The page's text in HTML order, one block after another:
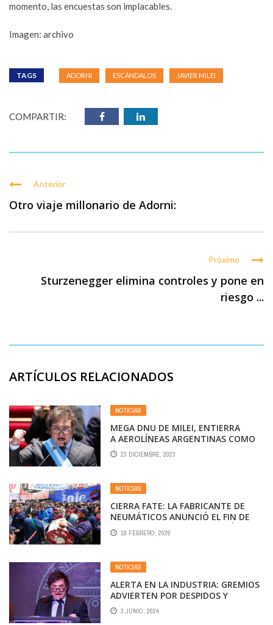
momento, las encuestas son implacables.
Imagen: archivo
TAGS ADORNI ESCÁNDALOS JAVIER MILEI
COMPARTIR:
Anterior
Otro viaje millonario de Adorni:
Próximo
Sturzenegger elimina controles y pone en
riesgo ...
ARTÍCULOS RELACIONADOS
NOTICIAS
MEGA DNU DE MILEI, ENTIERRA
A AEROLÍNEAS ARGENTINAS COMO
EMPRESA DE UTILIDAD PUBLICA Y
DECLAMA POLÍTICA DE CIELOS
23 DICIEMBRE, 2023
NOTICIAS
CIERRA FATE: LA FABRICANTE DE
NEUMÁTICOS ANUNCIÓ EL FIN DE
SUS OPERACIONES Y DESPIDIÓ A 920
TRABAJADORES
18 FEBRERO, 2026
NOTICIAS
ALERTA EN LA INDUSTRIA: GREMIOS
ADVIERTEN POR DESPIDOS Y
SUSPENSIONES, Y PRESIONAN A
MILEI
3 JUNIO, 2024